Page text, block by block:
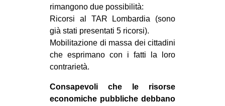
rimangono due possibilità:
Ricorsi al TAR Lombardia (sono
già stati presentati 5 ricorsi).
Mobilitazione di massa dei cittadini
che esprimano con i fatti la loro
contrarietà.
Consapevoli che le risorse
economiche pubbliche debbano